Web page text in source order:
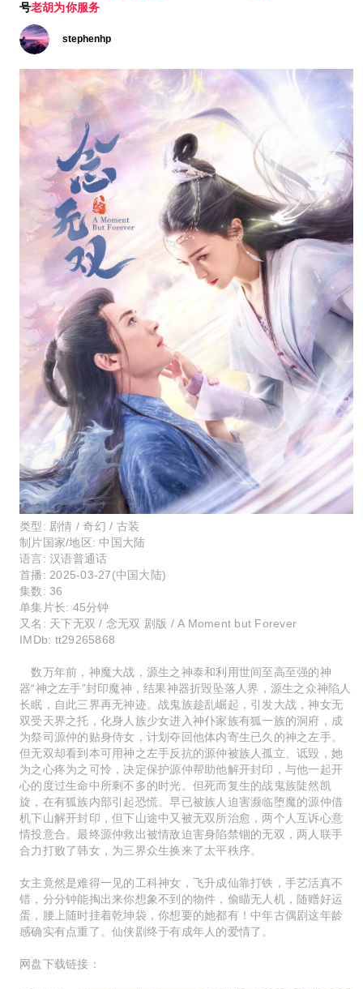
号老胡为你服务
stephenhp
类型: 剧情 / 奇幻 / 古装
制片国家/地区: 中国大陆
语言: 汉语普通话
首播: 2025-03-27(中国大陆)
集数: 36
单集片长: 45分钟
又名: 天下无双 / 念无双 剧版 / A Moment but Forever
IMDb: tt29265868
数万年前，神魔大战，源生之神泰和利用世间至高至强的神
器“神之左手”封印魔神，结果神器折毁坠落人界，源生之众神陷人
长眠，自此三界再无神迹。战鬼族趁乱崛起，引发大战，神女无
双受天界之托，化身人族少女进入神仆家族有狐一族的洞府，成
为祭司源仲的贴身侍女，计划夺回他体内寄生已久的神之左手。
但无双却看到本可用神之左手反抗的源仲被族人孤立、诋毁，她
为之心疼为之可怜，决定保护源仲帮助他解开封印，与他一起开
心的度过生命中所剩不多的时光。但死而复生的战鬼族陡然凯
旋，在有狐族内部引起恐慌。早已被族人迫害濒临堕魔的源仲借
机下山解开封印，但下山途中又被无双所治愈，两个人互诉心意
情投意合。最终源仲救出被情敌迫害身陷禁锢的无双，两人联手
合力打败了韩女，为三界众生换来了太平秩序。
女主竟然是难得一见的工科神女，飞升成仙靠打铁，手艺活真不
错，分分钟能掏出来你想象不到的物件，偷瞄无人机，随赠好运
蛋，腰上随时挂着乾坤袋，你想要的她都有！中年古偶剧这年龄
感确实有点重了。仙侠剧终于有成年人的爱情了。
网盘下载链接：